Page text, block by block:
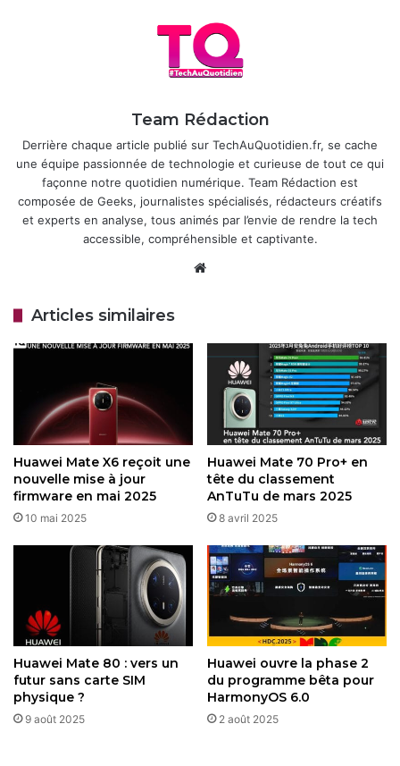
tablette fine et endurante pour la
productivité
22 décembre 2025
Huawei Watch Ultimate 2 : une
nouvelle mise à jour pour plus de
stabilité
27 novembre 2025
Pour une installation sans problème, Huawei recommande
de mettre à jour l’applicationHuawei
Une connexion Internet stable est essentielle, car toute
début. Les utilisateurs doivent également s’assurer que la
montre dispose d’assez d’espace de stockage, compte
tenu de la taille conséquente du firmware.
En cas de dysfonctionnements post-installation, un
redémarrage automatique de la montre applique les
modifications. Si des problèmes persistent, le support
Huawei est accessible via l’application Huawei Health, par
que rares, peuvent généralement être résolues
HarmonyOS 5.1
reste la base de cette mise à jour, sans
transition vers une version majeure commeHarmonyOS
6.0. Cependant, des fonctionnalités telles que le support
des clés de voiture intelligentes et des gestes améliorés,
mentionnées dans des rapports antérieurs, enrichissent
Team Rédaction
Derrière chaque article publié sur TechAuQuotidien.fr, se cache
une équipe passionnée de technologie et curieuse de tout ce qui
façonne notre quotidien numérique. Team Rédaction est
composée de Geeks, journalistes spécialisés, rédacteurs créatifs
et experts en analyse, tous animés par l’envie de rendre la tech
accessible, compréhensible et captivante.
Articles similaires
Huawei Mate X6 reçoit une
nouvelle mise à jour
firmware en mai 2025
10 mai 2025
Huawei Mate 70 Pro+ en
tête du classement
AnTuTu de mars 2025
8 avril 2025
Huawei Mate 80 : vers un
futur sans carte SIM
physique ?
9 août 2025
Huawei ouvre la phase 2
du programme bêta pour
HarmonyOS 6.0
2 août 2025